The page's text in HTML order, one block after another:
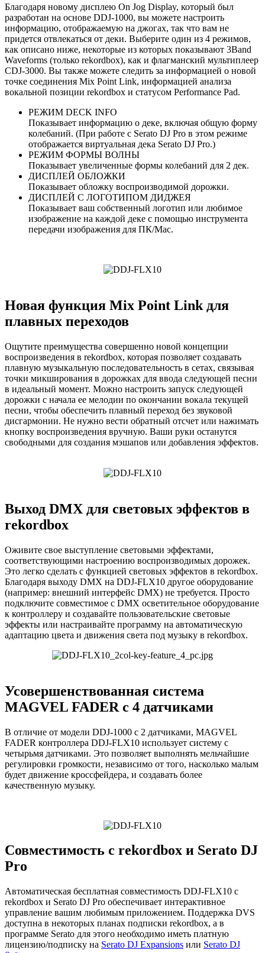
Благодаря новому дисплею On Jog Display, который был
разработан на основе DDJ‑1000, вы можете настроить
информацию, отображаемую на джогах, так что вам не
придется отвлекаться от деки. Выберите один из 4 режимов,
как описано ниже, некоторые из которых показывают 3Band
Waveforms (только rekordbox), как и флагманский мультиплеер
CDJ‑3000. Вы также можете следить за информацией о новой
точке соединения Mix Point Link, информацией анализа
вокальной позиции rekordbox и статусом Performance Pad.
РЕЖИМ DECK INFO
Показывает информацию о деке, включая общую форму
колебаний. (При работе с Serato DJ Pro в этом режиме
отображается виртуальная дека Serato DJ Pro.)
РЕЖИМ ФОРМЫ ВОЛНЫ
Показывает увеличенные формы колебаний для 2 дек.
ДИСПЛЕЙ ОБЛОЖКИ
Показывает обложку воспроизводимой дорожки.
ДИСПЛЕЙ С ЛОГОТИПОМ ДИДЖЕЯ
Показывает ваш собственный логотип или любимое
изображение на каждой деке с помощью инструмента
передачи изображения для ПК/Mac.
Новая функция Mix Point Link для
плавных переходов
Ощутите преимущества совершенно новой концепции
воспроизведения в rekordbox, которая позволяет создавать
плавную музыкальную последовательность в сетах, связывая
точки микширования в дорожках для ввода следующей песни
в идеальный момент. Можно настроить запуск следующей
дорожки с начала ее мелодии по окончании вокала текущей
песни, чтобы обеспечить плавный переход без звуковой
дисгармонии. Не нужно вести обратный отсчет или нажимать
кнопку воспроизведения вручную. Ваши руки останутся
свободными для создания мэшапов или добавления эффектов.
Выход DMX для световых эффектов в
rekordbox
Оживите свое выступление световыми эффектами,
соответствующими настроению воспроизводимых дорожек.
Это легко сделать с функцией световых эффектов в rekordbox.
Благодаря выходу DMX на DDJ‑FLX10 другое оборудование
(например: внешний интерфейс DMX) не требуется. Просто
подключите совместимое с DMX осветительное оборудование
к контроллеру и создавайте пользовательские световые
эффекты или настраивайте программу на автоматическую
адаптацию цвета и движения света под музыку в rekordbox.
Усовершенствованная система
MAGVEL FADER с 4 датчиками
В отличие от модели DDJ‑1000 с 2 датчиками, MAGVEL
FADER контроллера DDJ‑FLX10 использует систему с
четырьмя датчиками. Это позволяет выполнять мельчайшие
регулировки громкости, независимо от того, насколько малым
будет движение кроссфейдера, и создавать более
качественную музыку.
Совместимость с rekordbox и Serato DJ
Pro
Автоматическая бесплатная совместимость DDJ‑FLX10 с
rekordbox и Serato DJ Pro обеспечивает интерактивное
управление вашим любимым приложением. Поддержка DVS
доступна в некоторых планах подписки rekordbox, а в
программе Serato для этого необходимо иметь платную
лицензию/подписку на Serato DJ Expansions или Serato DJ